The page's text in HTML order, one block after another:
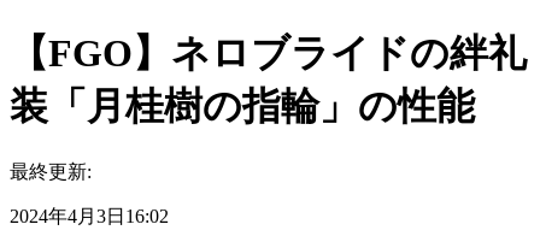
【FGO】ネロブライドの絆礼
装「月桂樹の指輪」の性能
最終更新:
2024年4月3日16:02